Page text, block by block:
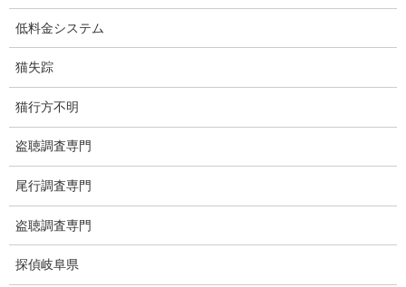
電磁波測定調査
電磁波とは
ストーカー調査
待ち伏せ
集団ストーカー
GPS発見調査
盗難車両調査
低料金システム
猫失踪
猫行方不明
盗聴調査専門
尾行調査専門
盗聴調査専門
探偵岐阜県